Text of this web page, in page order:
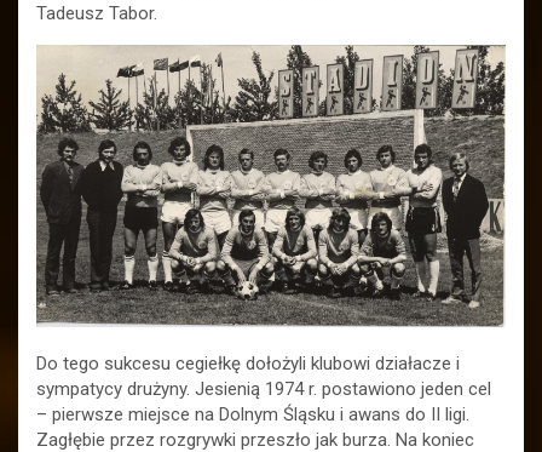
Tadeusz Tabor.
Do tego sukcesu cegiełkę dołożyli klubowi działacze i
sympatycy drużyny. Jesienią 1974 r. postawiono jeden cel
– pierwsze miejsce na Dolnym Śląsku i awans do II ligi.
Zagłębie przez rozgrywki przeszło jak burza. Na koniec